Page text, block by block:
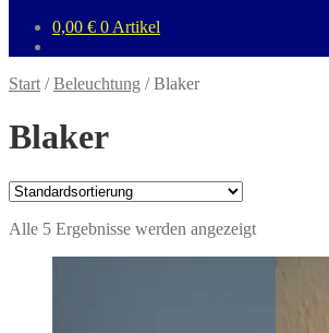
0,00 € 0 Artikel
Start /Beleuchtung /Blaker
Blaker
Alle 5 Ergebnisse werden angezeigt